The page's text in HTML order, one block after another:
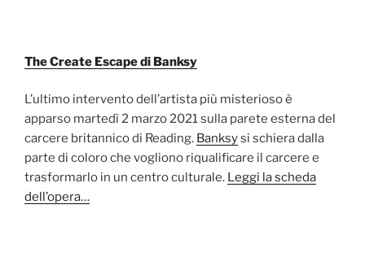
The Create Escape di Banksy
L’ultimo intervento dell’artista più misterioso è
apparso martedì 2 marzo 2021 sulla parete esterna del
carcere britannico di Reading. Banksysi schiera dalla
parte di coloro che vogliono riqualificare il carcere e
trasformarlo in un centro culturale. Leggi la scheda
dell’opera…